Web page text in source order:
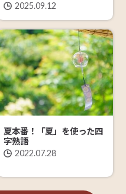
2025.09.12
夏本番！「夏」を使った四
字熟語
2022.07.28